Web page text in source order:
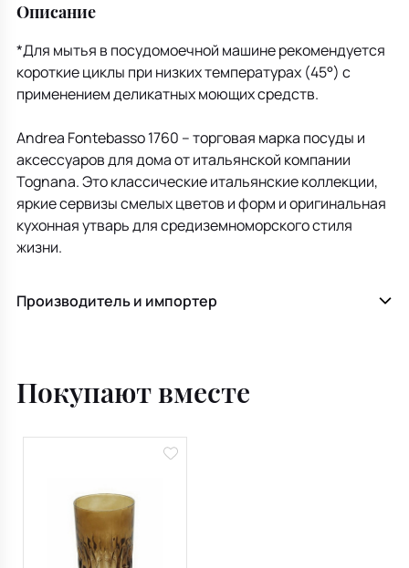
Описание
*Для мытья в посудомоечной машине рекомендуется
короткие циклы при низких температурах (45°) с
применением деликатных моющих средств.
Andrea Fontebasso 1760 – торговая марка посуды и
аксессуаров для дома от итальянской компании
Tognana. Это классические итальянские коллекции,
яркие сервизы смелых цветов и форм и оригинальная
кухонная утварь для средиземноморского стиля
жизни.
Производитель и импортер
Покупают вместе